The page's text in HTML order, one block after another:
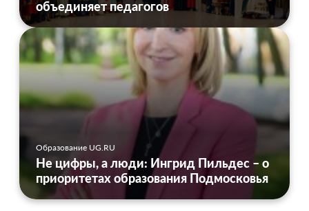
объединяет педагогов
Образование UG.RU
Не цифры, а люди: Ингрид Пильдес – о
приоритетах образования Подмосковья